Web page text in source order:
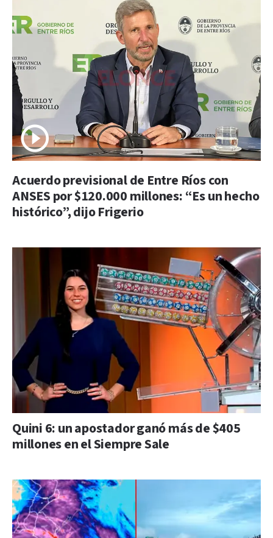
Acuerdo previsional de Entre Ríos con
ANSES por $120.000 millones: “Es un hecho
histórico”, dijo Frigerio
Quini 6: un apostador ganó más de $405
millones en el Siempre Sale